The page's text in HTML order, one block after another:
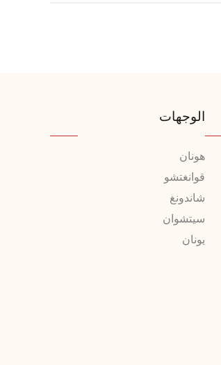
الوجهات
هونان
قوانغتشو
شاندونغ
سيتشوان
يونان